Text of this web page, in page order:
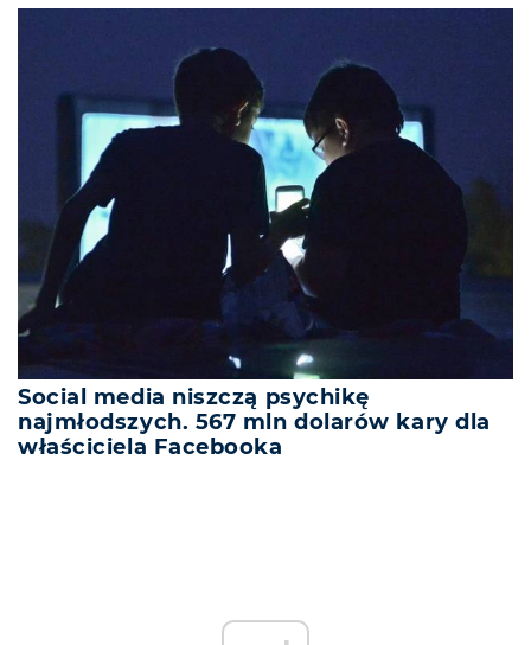
Social media niszczą psychikę
najmłodszych. 567 mln dolarów kary dla
właściciela Facebooka